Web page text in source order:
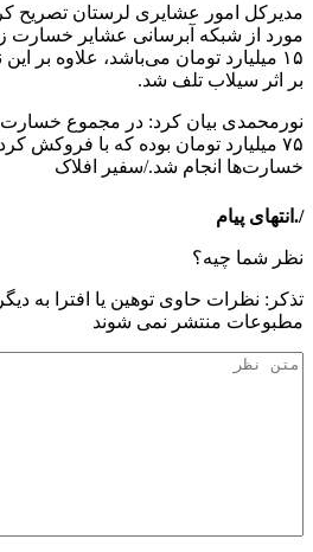
مورد از شبکه آبرسانی عشایر خسارت
بر اثر سیلاب تلف شد.
نورمحمدی بیان کرد: در مجموع
۷۵ میلیارد تومان بوده که با فروکش
خسارت‌ها انجام شد./سفیر افلاک
/.انتهای پیام
نظر شما چیه؟
تذكر: نظرات حاوی توهين يا افترا به
مطبوعات منتشر نمی شوند